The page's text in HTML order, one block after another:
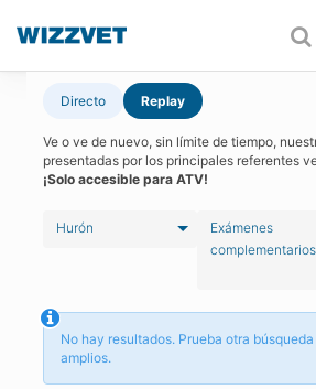
Directo Replay
Ve o ve de nuevo, sin límite de tiempo,
presentadas por los principales referentes
¡Solo accesible para ATV!
Hurón
Exámenes
complementarios
No hay resultados. Prueba otra
amplios.